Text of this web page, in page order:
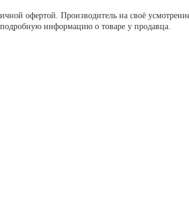
офертой. Производитель на своё
информацию о товаре у продавца.